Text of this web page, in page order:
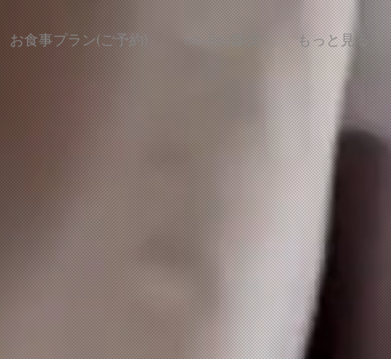
お食事プラン(ご予約) on-line販売 もっと見る